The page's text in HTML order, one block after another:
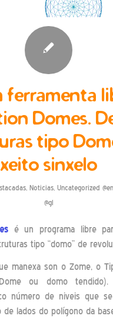
ferramenta
Domes.
tipo
xeito sinxelo
, Noticias, Uncategorized @en
@gl
é un programa libre
tipo “domo” de
manexa son o Zome, o
ou domo tendido).
número de niveis que
lados do polígono da